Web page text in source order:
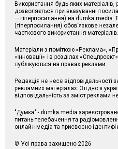
Використання будь-яких матеріалів,
дозволяється при вказуванні
— гіперпосилання) на dumka.media.
(гіперпосилання) обов’язкове
часткового використання матеріалів.
Матеріали з поміткою «Реклама»,
«Інновації» і в розділах
публікуються на правах реклами.
Редакція не несе відповідальності
рекламних матеріалах. Згідно з
відповідальність за зміст реклами
"Думка" - dumka.media
питань телебачення та
онлайн медіа та присвоєно
© Усі права захищено 2026